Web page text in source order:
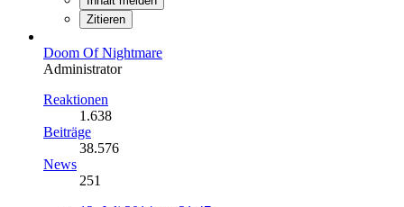
Zitieren
Doom Of Nightmare
Administrator
Reaktionen
1.638
Beiträge
38.576
News
251